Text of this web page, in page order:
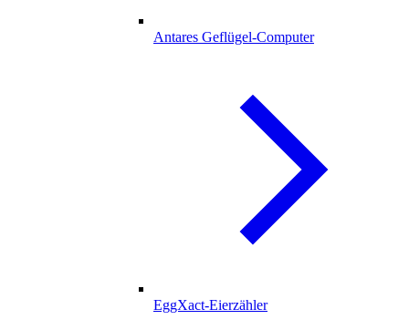
Antares Geflügel-Computer
EggXact-Eierzähler